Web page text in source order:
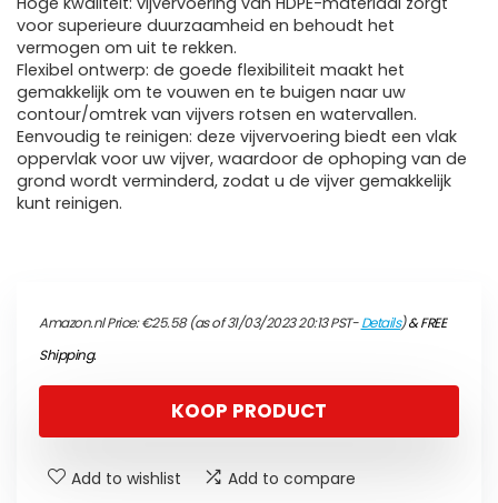
voor superieure duurzaamheid en behoudt het
vermogen om uit te rekken.
Flexibel ontwerp: de goede flexibiliteit maakt het
gemakkelijk om te vouwen en te buigen naar uw
contour/omtrek van vijvers rotsen en watervallen.
Eenvoudig te reinigen: deze vijvervoering biedt een vlak
oppervlak voor uw vijver, waardoor de ophoping van de
grond wordt verminderd, zodat u de vijver gemakkelijk
kunt reinigen.
Amazon.nl Price:€25.58(as of 31/03/2023 20:13 PST-Details)&FREE
Shipping.
KOOP PRODUCT
Add to wishlist Add to compare